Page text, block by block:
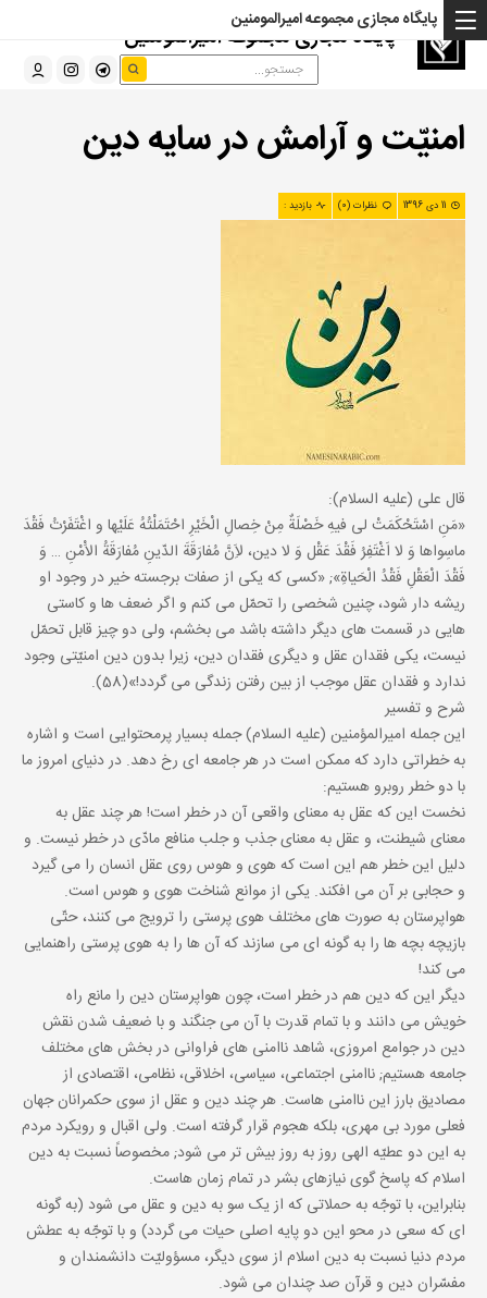
پایگاه مجازی مجموعه امیرالمومنین
پایگاه مجازی مجموعه امیرالمومنین
امنیّت و آرامش در سایه دین
11 دی 1396 نظرات (0) بازدید :
قال على (علیه السلام):
«مَنِ اسْتَحْکَمَتْ لى فیهِ خَصْلَةٌ مِنْ خِصالِ الْخَیْرِ احْتَمَلْتُهُ عَلَیْها و اغْتَفَرْتُ فَقْدَ
ماسِواها وَ لا اَغْتَفِرُ فَقْدَ عَقْل وَ لا دین، لاَِنَّ مُفارَقَةَ الدّینِ مُفارَقَةُ الاَْمْنِ … وَ
فَقْدَ الْعَقْلِ فَقْدُ الْحَیاةِ»; «کسى که یکى از صفات برجسته خیر در وجود او
ریشه دار شود، چنین شخصى را تحمّل مى کنم و اگر ضعف ها و کاستى
هایى در قسمت هاى دیگر داشته باشد مى بخشم، ولى دو چیز قابل تحمّل
نیست، یکى فقدان عقل و دیگرى فقدان دین، زیرا بدون دین امنیّتى وجود
ندارد و فقدان عقل موجب از بین رفتن زندگى مى گردد!»(58).
شرح و تفسیر
این جمله امیرالمؤمنین (علیه السلام) جمله بسیار پرمحتوایى است و اشاره
به خطراتى دارد که ممکن است در هر جامعه اى رخ دهد. در دنیاى امروز ما
با دو خطر روبرو هستیم:
نخست این که عقل به معناى واقعى آن در خطر است! هر چند عقل به
معناى شیطنت، و عقل به معناى جذب و جلب منافع مادّى در خطر نیست. و
دلیل این خطر هم این است که هوى و هوس روى عقل انسان را مى گیرد
و حجابى بر آن مى افکند. یکى از موانع شناخت هوى و هوس است.
هواپرستان به صورت هاى مختلف هوى پرستى را ترویج مى کنند، حتّى
بازیچه بچه ها را به گونه اى مى سازند که آن ها را به هوى پرستى راهنمایى
مى کند!
دیگر این که دین هم در خطر است، چون هواپرستان دین را مانع راه
خویش مى دانند و با تمام قدرت با آن مى جنگند و با ضعیف شدن نقش
دین در جوامع امروزى، شاهد ناامنى هاى فراوانى در بخش هاى مختلف
جامعه هستیم; ناامنى اجتماعى، سیاسى، اخلاقى، نظامى، اقتصادى از
مصادیق بارز این ناامنى هاست. هر چند دین و عقل از سوى حکمرانان جهان
فعلى مورد بى مهرى، بلکه هجوم قرار گرفته است. ولى اقبال و رویکرد مردم
به این دو عطیّه الهى روز به روز بیش تر مى شود; مخصوصاً نسبت به دین
اسلام که پاسخ گوى نیازهاى بشر در تمام زمان هاست.
بنابراین، با توجّه به حملاتى که از یک سو به دین و عقل مى شود (به گونه
اى که سعى در محو این دو پایه اصلى حیات مى گردد) و با توجّه به عطش
مردم دنیا نسبت به دین اسلام از سوى دیگر، مسؤولیّت دانشمندان و
مفسّران دین و قرآن صد چندان مى شود.